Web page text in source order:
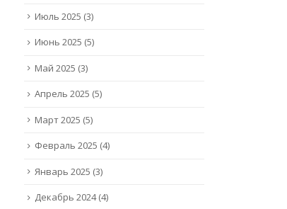
Июль 2025 (3)
Июнь 2025 (5)
Май 2025 (3)
Апрель 2025 (5)
Март 2025 (5)
Февраль 2025 (4)
Январь 2025 (3)
Декабрь 2024(4)